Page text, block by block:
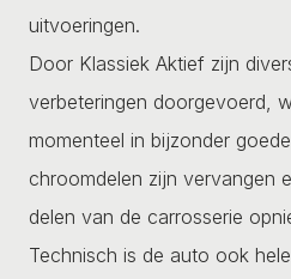
uitvoeringen.
Door Klassiek Aktief zijn
verbeteringen doorgevoerd,
momenteel in bijzonder
chroomdelen zijn vervangen
delen van de carrosserie
Technisch is de auto ook